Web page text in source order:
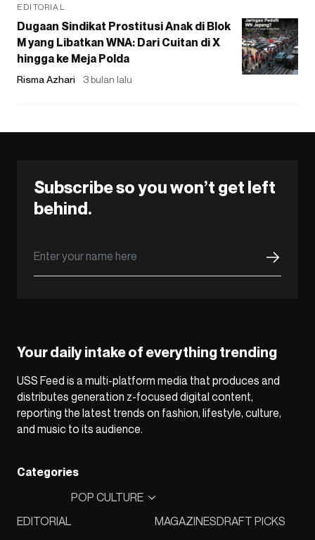
EDITORIAL
Dugaan Sindikat Prostitusi Anak di Blok
M yang Libatkan WNA: Dari Cuitan di X
hingga ke Meja Polda
Risma Azhari 3 bulan lalu
Subscribe so you won’t get left
behind.
Your daily intake of everything trending
USS Feed is a multi-platform media that produces and
distributes generation z-focused digital content,
reporting the latest trends on fashion, lifestyle, culture,
and music to its audience.
Categories
EDITORIAL
POP CULTURE
MAGAZINESDRAFT PICKS